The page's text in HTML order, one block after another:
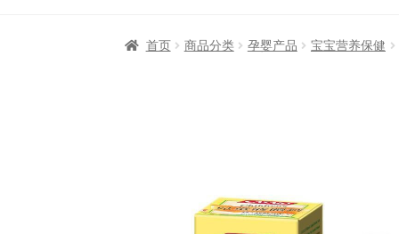
首页 商品分类 孕婴产品 宝宝营养保健